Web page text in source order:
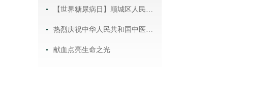
• 【世界糖尿病日】顺城区人民医院开展糖尿病日宣传活动 抚顺市顺城区人民医院 2024年11月14日 14:51 辽宁
• 热烈庆祝中华人民共和国中医药法实施七周年
• 献血点亮生命之光